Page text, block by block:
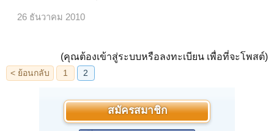
26 ธันวาคม 2010
(คุณต้องเข้าสู่ระบบหรือลงทะเบียน เพื่อที่จะโพสต์)
สมัครสมาชิก